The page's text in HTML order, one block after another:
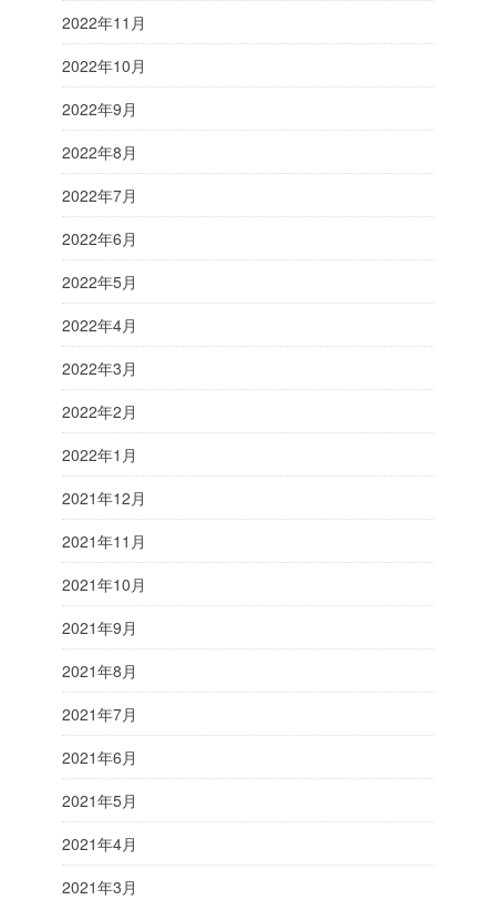
2022年11月
2022年10月
2022年9月
2022年8月
2022年7月
2022年6月
2022年5月
2022年4月
2022年3月
2022年2月
2022年1月
2021年12月
2021年11月
2021年10月
2021年9月
2021年8月
2021年7月
2021年6月
2021年5月
2021年4月
2021年3月